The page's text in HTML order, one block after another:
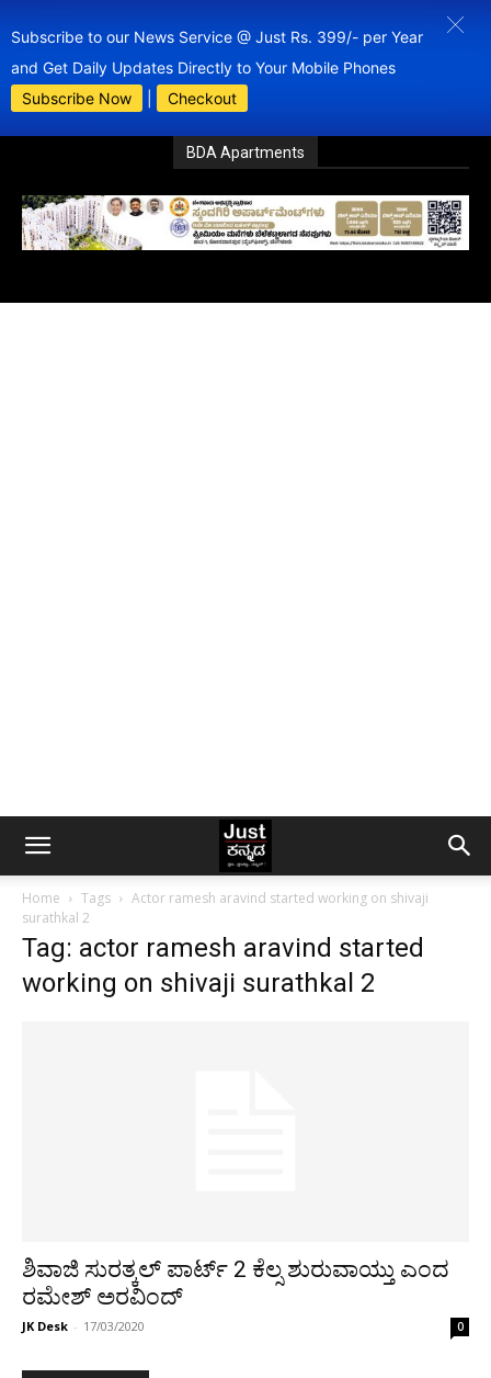
Subscribe to our News Service @ Just Rs. 399/- per Year
and Get Daily Updates Directly to Your Mobile Phones
Subscribe Now
Checkout
BDA Apartments
Home Tags
Actor ramesh aravind started working on shivaji
surathkal 2
Tag: actor ramesh aravind started
working on shivaji surathkal 2
ಶಿವಾಜಿ ಸುರತ್ಕಲ್ ಪಾರ್ಟ್ 2 ಕೆಲ್ಸ ಶುರುವಾಯ್ತು ಎಂದ
ರಮೇಶ್ ಅರವಿಂದ್
JK Desk - 17/03/2020 0